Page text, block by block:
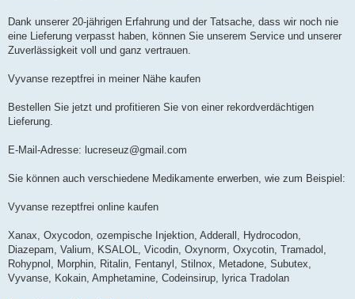
Dank unserer 20-jährigen Erfahrung und der Tatsache, dass wir noch nie
eine Lieferung verpasst haben, können Sie unserem Service und unserer
Zuverlässigkeit voll und ganz vertrauen.
Vyvanse rezeptfrei in meiner Nähe kaufen
Bestellen Sie jetzt und profitieren Sie von einer rekordverdächtigen
Lieferung.
E-Mail-Adresse: lucreseuz@gmail.com
Sie können auch verschiedene Medikamente erwerben, wie zum Beispiel:
Vyvanse rezeptfrei online kaufen
Xanax, Oxycodon, ozempische Injektion, Adderall, Hydrocodon,
Diazepam, Valium, KSALOL, Vicodin, Oxynorm, Oxycotin, Tramadol,
Rohypnol, Morphin, Ritalin, Fentanyl, Stilnox, Metadone, Subutex,
Vyvanse, Kokain, Amphetamine, Codeinsirup, lyrica Tradolan